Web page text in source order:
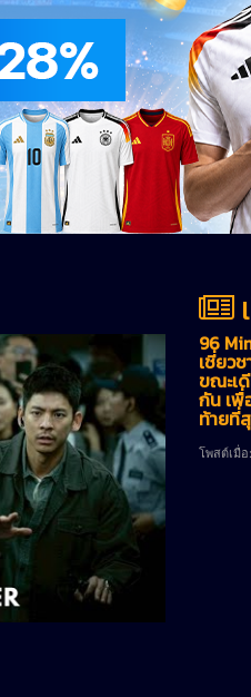
96
เชี่ยว
ขณะเ
กัน เพื่
ท้ายที่
โพสต์เมื่